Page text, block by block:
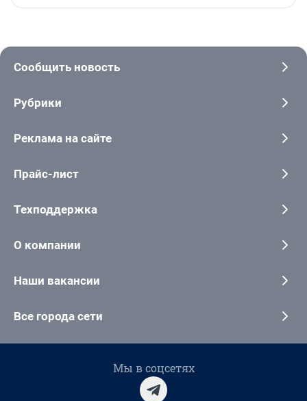
Сообщить новость
Рубрики
Реклама на сайте
Прайс-лист
Техподдержка
О компании
Наши вакансии
Все города сети
Мы в соцсетях